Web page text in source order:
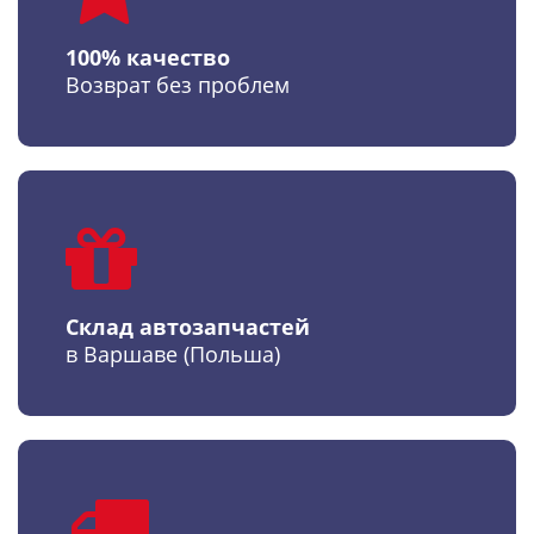
100% качество
Возврат без проблем
Склад автозапчастей
в Варшаве (Польша)